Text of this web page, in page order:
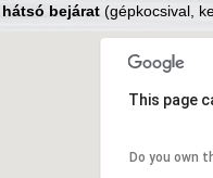
hátsó bejárat(gépkocsival,
This page
Do you own